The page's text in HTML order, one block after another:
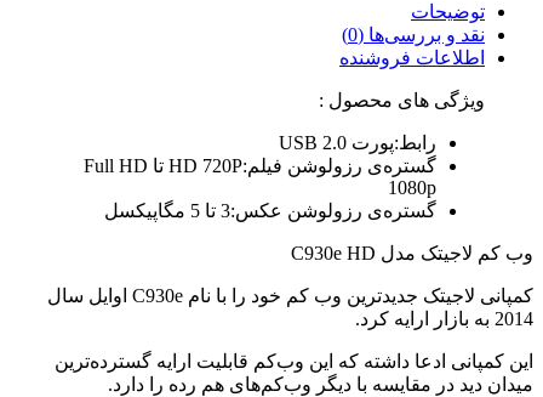
توضیحات
نقد و بررسی‌ها (0)
اطلاعات فروشنده
ویژگی های محصول :
رابط:پورت USB 2.0
گستره‌ی رزولوشن فیلم:HD 720P تا Full HD
1080p
گستره‌ی رزولوشن عکس:3 تا 5 مگاپیکسل
وب کم لاجیتک مدل C930e HD
کمپانی لاجیتک جدیدترین وب کم خود را با نام C930e اوایل سال
2014 به بازار ارایه کرد.
این کمپانی ادعا داشته که این وب‌کم قابلیت ارایه گسترده‌ترین
میدان دید در مقایسه با دیگر وب‌کم‌های هم رده را دارد.